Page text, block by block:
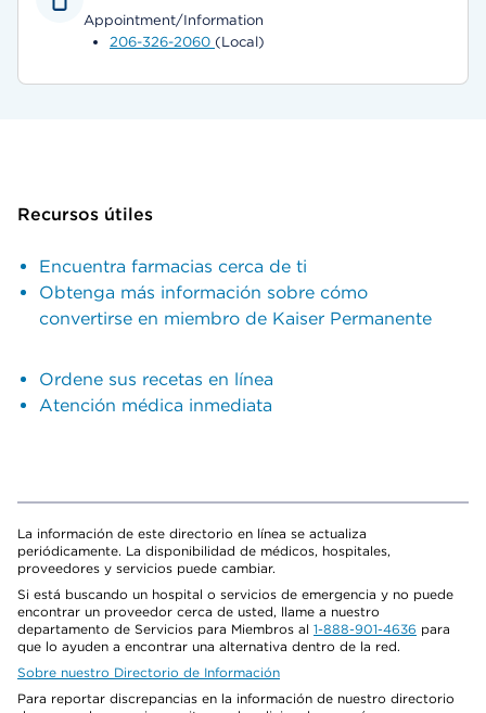
Appointment/Information
206-326-2060 (Local)
Recursos útiles
Encuentra farmacias cerca de ti
Obtenga más información sobre cómo
convertirse en miembro de Kaiser Permanente
Ordene sus recetas en línea
Atención médica inmediata
La información de este directorio en línea se actualiza
periódicamente. La disponibilidad de médicos, hospitales,
proveedores y servicios puede cambiar.
Si está buscando un hospital o servicios de emergencia y no puede
encontrar un proveedor cerca de usted, llame a nuestro
departamento de Servicios para Miembros al 1-888-901-4636 para
que lo ayuden a encontrar una alternativa dentro de la red.
Sobre nuestro Directorio de Información
Para reportar discrepancias en la información de nuestro directorio